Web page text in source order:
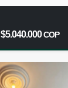
$5.040.000COP